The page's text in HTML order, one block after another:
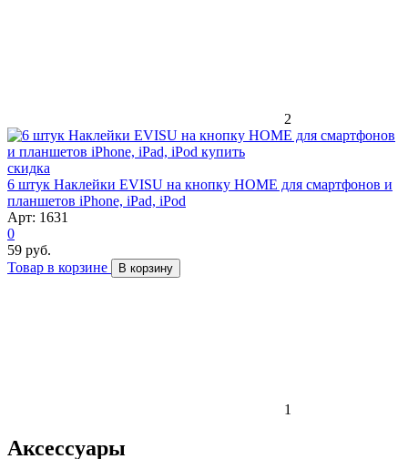
2
скидка
6 штук Наклейки EVISU на кнопку HOME для смартфонов и
планшетов iPhone, iPad, iPod
Арт: 1631
0
59 руб.
Товар в корзине
В корзину
1
Аксессуары